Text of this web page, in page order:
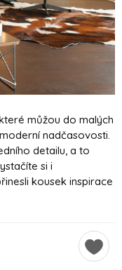
můžou do malých
nadčasovosti.
detailu, a to
si i
kousek inspirace